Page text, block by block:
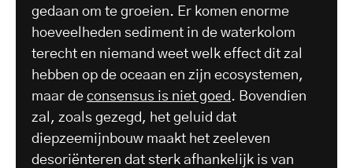
gedaan om te groeien. Er komen enorme
hoeveelheden sediment in de waterkolom
terecht en niemand weet welk effect dit zal
hebben op de oceaan en zijn ecosystemen,
maar de consensus is niet goed . Bovendien
zal, zoals gezegd, het geluid dat
diepzeemijnbouw maakt het zeeleven
desoriënteren dat sterk afhankelijk is van